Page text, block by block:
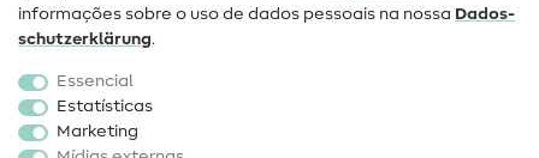
Popular
Tecidos
Acessórios de costura
informações sobre o uso de dados pessoais na nossa Dados­
schutz­erklärung.
Essencial
Estatísticas
Marketing